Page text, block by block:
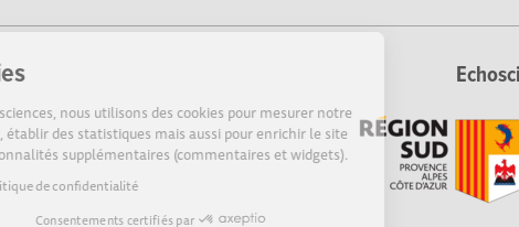
Sur Echosciences, nous utilisons des cookies pour mesurer notre
audience, établir des statistiques mais aussi pour enrichir le site
de fonctionnalités supplémentaires (commentaires et widgets).
Lire la politique de confidentialité
Consentements certifiés par